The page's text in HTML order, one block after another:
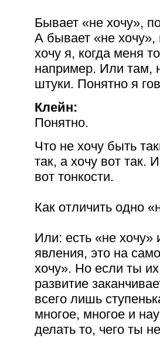
Бывает «не хочу»,
А бывает «не
хочу я, когда меня
например. Или там,
штуки. Понятно я
Клейн:
Понятно.
Что не хочу быть
так, а хочу вот так.
вот тонкости.
Как отличить одно
Или: есть «не хочу»
явления, это на
хочу». Но если ты
развитие
всего лишь
многое, многое и
делать то, чего ты